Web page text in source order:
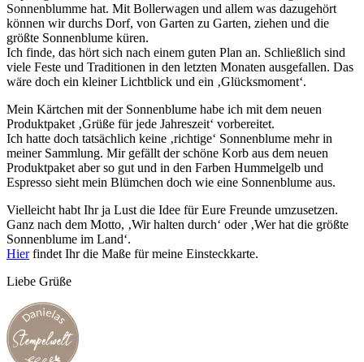
Sonnenblumme hat. Mit Bollerwagen und allem was dazugehört
können wir durchs Dorf, von Garten zu Garten, ziehen und die
größte Sonnenblume küren.
Ich finde, das hört sich nach einem guten Plan an. Schließlich sind
viele Feste und Traditionen in den letzten Monaten ausgefallen. Das
wäre doch ein kleiner Lichtblick und ein ‚Glücksmoment‘.
Mein Kärtchen mit der Sonnenblume habe ich mit dem neuen
Produktpaket ‚Grüße für jede Jahreszeit‘ vorbereitet.
Ich hatte doch tatsächlich keine ‚richtige‘ Sonnenblume mehr in
meiner Sammlung. Mir gefällt der schöne Korb aus dem neuen
Produktpaket aber so gut und in den Farben Hummelgelb und
Espresso sieht mein Blümchen doch wie eine Sonnenblume aus.
Vielleicht habt Ihr ja Lust die Idee für Eure Freunde umzusetzen.
Ganz nach dem Motto, ‚Wir halten durch‘ oder ‚Wer hat die größte
Sonnenblume im Land‘.
Hierfindet Ihr die Maße für meine Einsteckkarte.
Liebe Grüße